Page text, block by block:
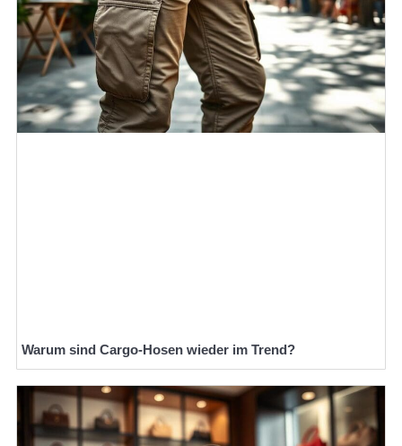
Warum sind Cargo-Hosen wieder im Trend?